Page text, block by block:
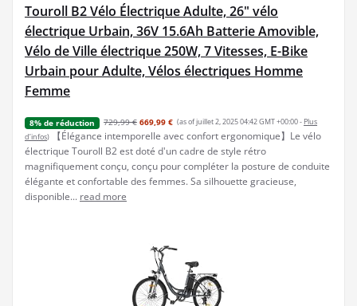
Touroll B2 Vélo Électrique Adulte, 26" vélo
électrique Urbain, 36V 15.6Ah Batterie Amovible,
Vélo de Ville électrique 250W, 7 Vitesses, E-Bike
Urbain pour Adulte, Vélos électriques Homme
Femme
8% de réduction 729,99 € 669,99 € (as of juillet 2, 2025 04:42 GMT +00:00 - Plus
d’infos)
【Élégance intemporelle avec confort ergonomique】Le vélo
électrique Touroll B2 est doté d'un cadre de style rétro
magnifiquement conçu, conçu pour compléter la posture de conduite
élégante et confortable des femmes. Sa silhouette gracieuse,
disponible... read more